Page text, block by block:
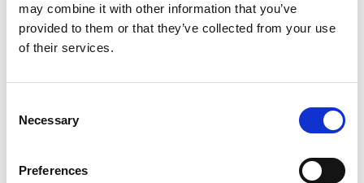
may combine it with other information that you’ve
provided to them or that they’ve collected from your use
of their services.
Selection
Necessary
Preferences